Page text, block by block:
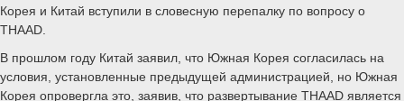
Корея и Китай вступили в словесную перепалку по вопросу о
THAAD.
В прошлом году Китай заявил, что Южная Корея согласилась на
условия, установленные предыдущей администрацией, но Южная
Корея опровергла это, заявив, что развертывание THAAD является